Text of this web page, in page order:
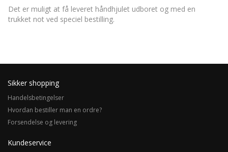
Det er muligt at få leveret håndhjulet udboret og med en
trukket not ved speciel bestilling.
Sikker shopping
Handelsbetingelser
Hvordan bestiller man en ordre?
Forsendelse og levering
Kundeservice